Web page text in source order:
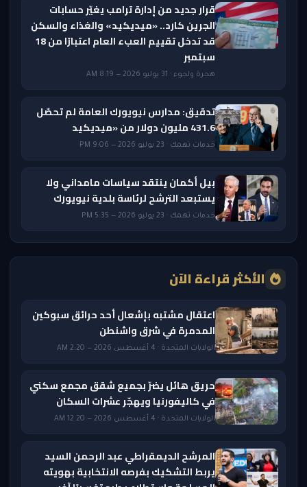
قرار جديد من إدارة ترامب يغيّر حسابات
الجرين كارد.. «ميديكيد» والغذاء والسكن
قد تدخل تقييم العبء العام اعتبارًا من 18
سبتمبر
هجرة ولجوء · 31 يوليو 2026 — 8:19 AM
تدقيق: مدارس نيويورك العامة لم تحصّل
431.6 مليون دولار من «ميديكيد
خدمات تهمك · 23 يوليو 2026 — 9:06 PM
بيل أكمان ينتقد سياسات مامداني ولا
يستبعد الترشح لرئاسة بلدية نيويورك
خدمات تهمك · 23 يوليو 2026 — 5:35 PM
الأكثر قراءة الآن
اعتقال مشتبه بإشعال أحد حرائق سبوكين
المدمرة في شرق واشنطن
الولايات المتحدة · 4 أغسطس 2026 — 2:20 AM
حريق هائل يضرّ بجميع شقق مجمع سكني
في كاليفورنيا ويهجّر عشرات السكان
الولايات المتحدة · 4 أغسطس 2026 — 12:20 AM
المرشح الديمقراطي عبد الرحمن السيد
يربط التشكيك بفرصه الانتخابية بهويته